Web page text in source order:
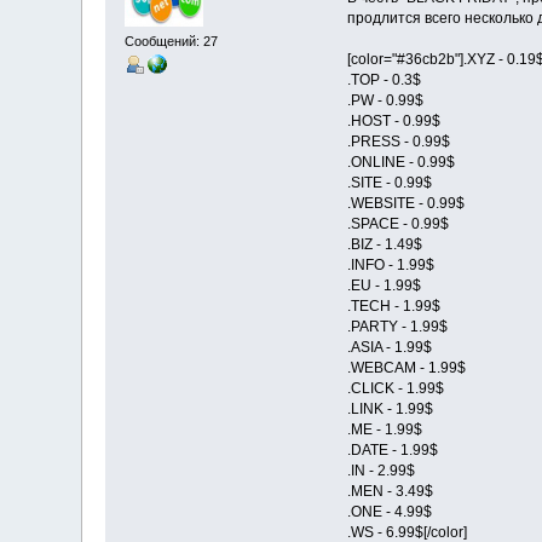
Сообщений: 27
продлится всего несколько
[color="#36cb2b"].XYZ -
.TOP - 0.3$
.PW - 0.99$
.HOST - 0.99$
.PRESS - 0.99$
.ONLINE - 0.99$
.SITE - 0.99$
.WEBSITE - 0.99$
.SPACE - 0.99$
.BIZ - 1.49$
.INFO - 1.99$
.EU - 1.99$
.TECH - 1.99$
.PARTY - 1.99$
.ASIA - 1.99$
.WEBCAM - 1.99$
.CLICK - 1.99$
.LINK - 1.99$
.ME - 1.99$
.DATE - 1.99$
.IN - 2.99$
.MEN - 3.49$
.ONE - 4.99$
.WS - 6.99$[/color]